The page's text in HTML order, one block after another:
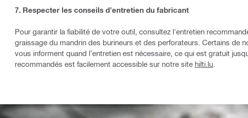
7. Respecter les conseils d'entretien du fabricant
Pour garantir la fiabilité de votre outil, consultez l'entretien
graissage du mandrin des burineurs et des perforateurs. Certains de
vous informent quand l’entretien est nécessaire, ce qui est gratuit
recommandés est facilement accessible sur notre site hilti.lu